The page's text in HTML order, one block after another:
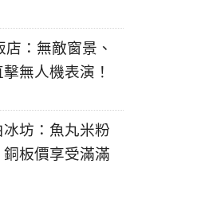
店：無敵窗景、
無人機表演！
冰坊：魚丸米粉
板價享受滿滿